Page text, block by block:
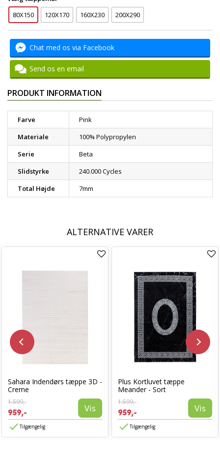
80X150
120X170 160X230 200X290
Chat med os via Facebook
Send os en email
PRODUKT INFORMATION
Farve
Pink
Materiale
100% Polypropylen
Serie
Beta
Slidstyrke
240.000 Cycles
Total Højde
7mm
ALTERNATIVE VARER
Sahara Indendørs tæppe 3D -
Creme
1.599,-
959,- Vis
Tilgængelig
Plus Kortluvet tæppe
Meander - Sort
1.599,-
959,- Vis
Tilgængelig